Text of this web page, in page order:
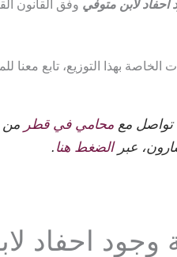
احفاد لابن متوفي وفق القانون
بهذا التوزيع، تابع معنا
تواصل معمحامي في قطر من
عبرالضغط هنا .
وجود احفاد